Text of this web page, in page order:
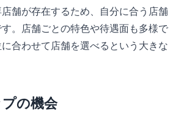
舗が存在するため、自分に合う店舗
。店舗ごとの特色や待遇面も多様で
合わせて店舗を選べるという大きな
の機会